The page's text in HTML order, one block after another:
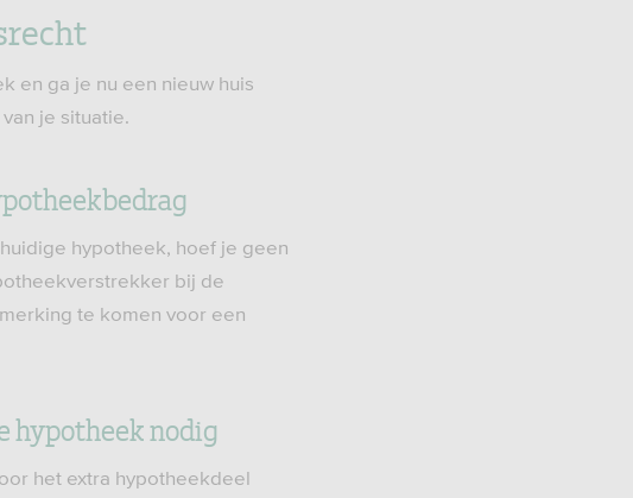
en ga je nu een nieuw huis
je situatie.
hypotheek, hoef je geen
bij de
te komen voor een
hypotheek nodig
het extra hypotheekdeel